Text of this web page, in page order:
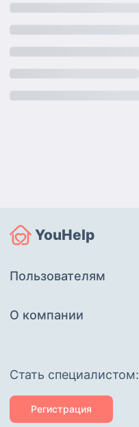
YouHelp
Пользователям
О компании
Cтать специалистом:
Регистрация